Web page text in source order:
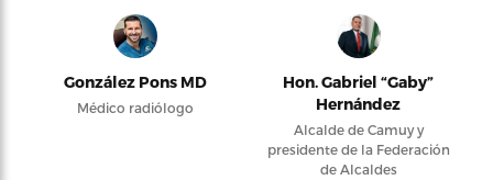
González Pons MD
Médico radiólogo
Hon. Gabriel “Gaby”
Hernández
Alcalde de Camuy y
presidente de la Federación
de Alcaldes